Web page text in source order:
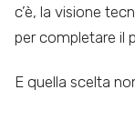
c’è, la visione
per completare il
E quella scelta